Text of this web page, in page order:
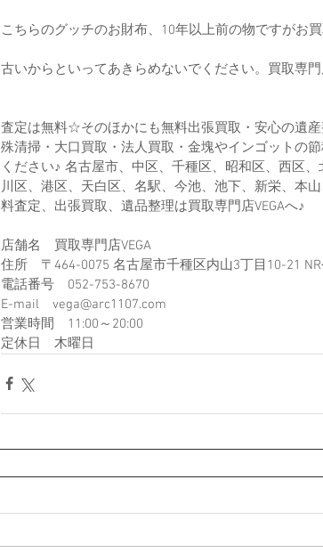
こちらのグッチのお財布、10年以上前の物ですがお
古いからといってあきらめないでください。買取専
査定は無料☆そのほかにも無料出張買取・安心の遺
殊清掃・大口買取・法人買取・金塊やインゴットの
ください♪ 名古屋市、中区、千種区、昭和区、西区
川区、港区、天白区、名駅、今池、池下、新栄、本
料査定、出張買取、遺品整理は買取専門店VEGAへ♪
店舗名　買取専門店VEGA
住所　〒464-0075 名古屋市千種区内山3丁目10-21​
電話番号　052-753-8670
E-mail　vega@arc1107.com​
営業時間　11:00～20:00
定休日　木曜日